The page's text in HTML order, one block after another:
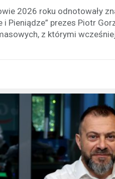
2026 roku odnotowały
i Pieniądze” prezes Piotr
z którymi